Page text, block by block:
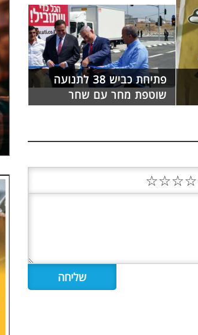
פתיחת כביש 38 לתנועה
שוטפת מחר עם שחר
☆
☆
☆
☆